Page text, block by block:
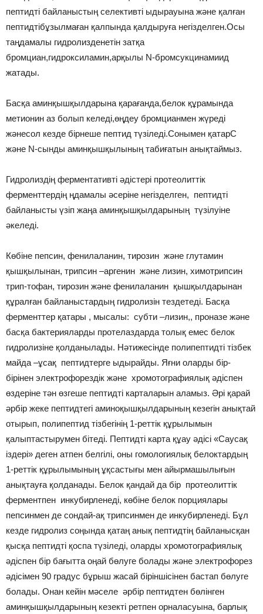
пептидті байланыстың селективті ыдырауына және қалған
пептидтібұзылмаған қалпында қалдыруға негізделген.Осы
таңдамалы гидролизденетін затқа
бромциан,гидроксиламин,арқылы N-бромсукцинамиид
жатады.
Басқа аминқышқылдарына қарағанда,белок құрамында
метионин аз болып келеді,өңдеу бромцианмен жүреді
жәнесол кезде бірнеше пептид түзіледі.Сонымен қатарC
және N-сынды аминқышқылының табиғатын анықтаймыз.
Гидролиздің ферментативті әдістері протеолиттік
ферменттердің ңдамалы әсеріне негізделген, пептидті
байланысты үзіп жаңа аминқышқылдарының түзілуіне
әкеледі.
Көбіне пепсин, фенилаланин, тирозин және глутамин
қышқылынан, трипсин –аргенин және лизин, химотрипсин
трип-тофан, тирозин және фенилаланин қышқылдарынан
құралған байланыстардың гидролизін тездетеді. Басқа
ферменттер қатары , мысалы: субти –лизин,, проназе және
басқа бактерияларды протелаздарда толық емес белок
гидролизіне қолданылады. Нәтижесінде полипептидті тізбек
майда –ұсақ пептидтерге ыдырайды. Яғни оларды бір-
бірінен электрофорездік және хромотографиялық әдіспен
өздеріне тән өзгеше пептидті карталарын аламыз. Әрі қарай
әрбір жеке пептидтегі аминоқышқылдарының кезегін анықтай
отырып, полипептид тізбегінің 1-реттік құрылымын
қалыптастырумен бітеді. Пептидті карта құау әдісі «Саусақ
іздері» деген атпен белгілі, оны гомологиялық белоктардың
1-реттік құрылымының ұқсастығы мен айырмашылығын
анықтауға қолданады. Белок қандай да бір протеолиттік
ферментпен инкубирленеді, көбіне белок порциялары
пепсинмен де сондай-ақ трипсинмен де инкубирленеді. Бұл
кезде гидролиз соңында қатаң анық пептидтің байланысқан
қысқа пептидті қоспа түзіледі, оларды хромотографиялық
әдіспен бір бағытта оңай бөлуге болады және электрофорез
әдісімен 90 градус бұрыш жасай біріншісінен бастап бөлуге
болады. Онан кейін мәселе әрбір пептидтен бөлінген
аминқышқылдарының кезекті ретпен орналасуына, барлық